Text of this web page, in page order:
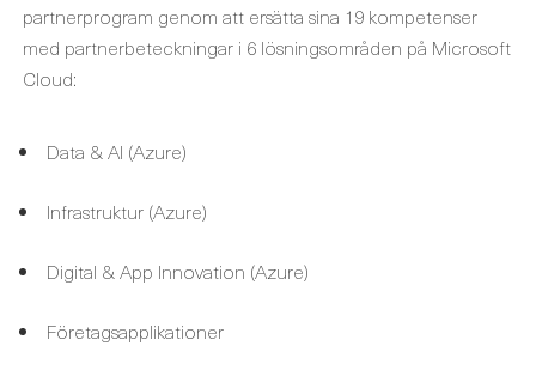
partnerprogram genom att ersätta sina 19 kompetenser
med partnerbeteckningar i 6 lösningsområden på Microsoft
Cloud:
Data & AI (Azure)
Infrastruktur (Azure)
Digital & App Innovation (Azure)
Företagsapplikationer